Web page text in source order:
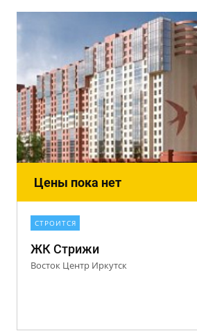
Цены пока нет
СТРОИТСЯ
ЖК Стрижи
Восток Центр Иркутск